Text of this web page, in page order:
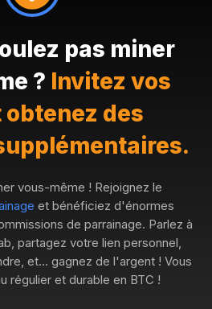
pas miner
? Invitez vos
obtenez des
vous-même ! Rejoignez le
et bénéficiez d'énormes
de parrainage. Parlez à
partagez votre lien personnel,
et… gagnez de l'argent ! Vous
régulier et durable en BTC !